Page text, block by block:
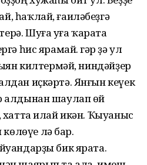
һаҡлай, ғаиләбеҙгә
Шуға уға ҡарата
һис ярамай. Әгәр ҙә ул
килтермәй, ниндәйҙер
иҫкәртә. Янғын кеүек
алдынан шаулап өй
хатта илай икән. Ҡыуаныс
лә бар.
бик ярата.